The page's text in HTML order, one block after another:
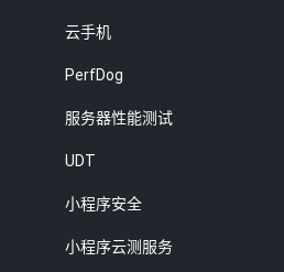
云手机
PerfDog
服务器性能测试
UDT
小程序安全
小程序云测服务